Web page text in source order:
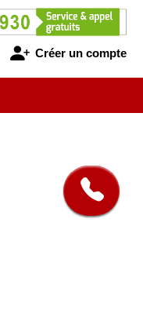
Créer un compte